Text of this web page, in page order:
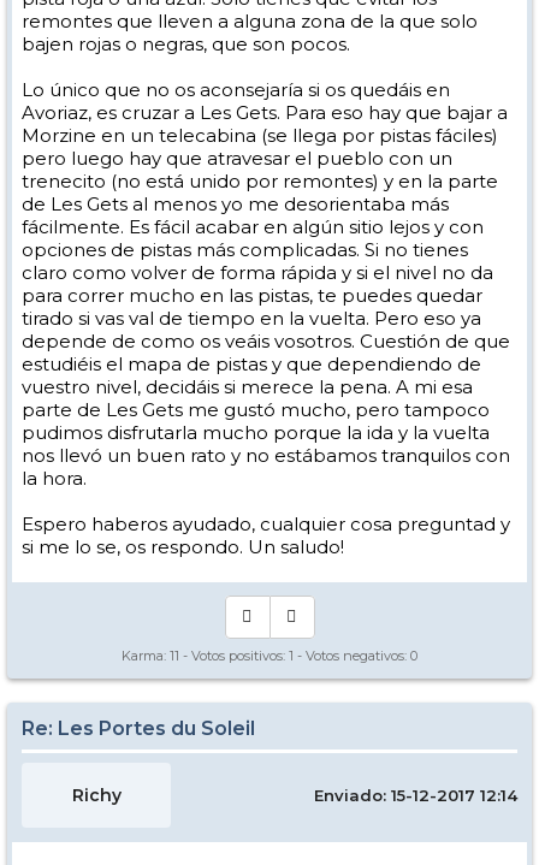
remontes que lleven a alguna zona de la que solo
bajen rojas o negras, que son pocos.
Lo único que no os aconsejaría si os quedáis en
Avoriaz, es cruzar a Les Gets. Para eso hay que bajar a
Morzine en un telecabina (se llega por pistas fáciles)
pero luego hay que atravesar el pueblo con un
trenecito (no está unido por remontes) y en la parte
de Les Gets al menos yo me desorientaba más
fácilmente. Es fácil acabar en algún sitio lejos y con
opciones de pistas más complicadas. Si no tienes
claro como volver de forma rápida y si el nivel no da
para correr mucho en las pistas, te puedes quedar
tirado si vas val de tiempo en la vuelta. Pero eso ya
depende de como os veáis vosotros. Cuestión de que
estudiéis el mapa de pistas y que dependiendo de
vuestro nivel, decidáis si merece la pena. A mi esa
parte de Les Gets me gustó mucho, pero tampoco
pudimos disfrutarla mucho porque la ida y la vuelta
nos llevó un buen rato y no estábamos tranquilos con
la hora.
Espero haberos ayudado, cualquier cosa preguntad y
si me lo se, os respondo. Un saludo!
Karma: 11 - Votos positivos: 1 - Votos negativos: 0
Re: Les Portes du Soleil
Richy Enviado: 15-12-2017 12:14